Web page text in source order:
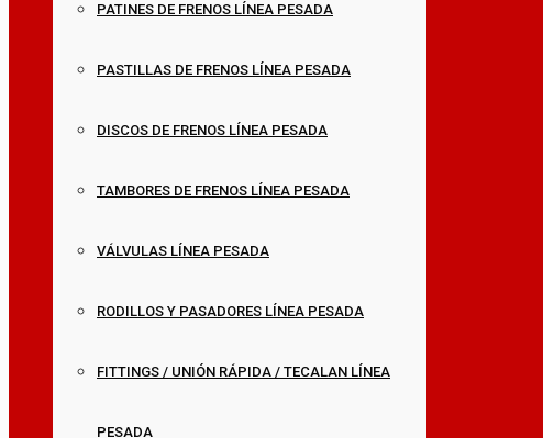
PATINES DE FRENOS LÍNEA PESADA
PASTILLAS DE FRENOS LÍNEA PESADA
DISCOS DE FRENOS LÍNEA PESADA
TAMBORES DE FRENOS LÍNEA PESADA
VÁLVULAS LÍNEA PESADA
RODILLOS Y PASADORES LÍNEA PESADA
FITTINGS / UNIÓN RÁPIDA / TECALAN LÍNEA
PESADA